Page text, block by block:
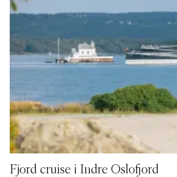
Fjord cruise i Indre Oslofjord